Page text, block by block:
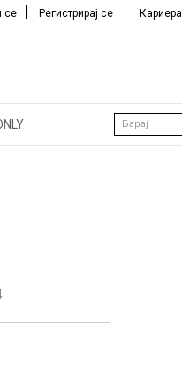
Кариера
се Регистрирај се
Барај